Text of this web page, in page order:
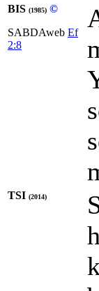
BIS (1985) ©
SABDAweb Ef
2:8
TSI (2014)